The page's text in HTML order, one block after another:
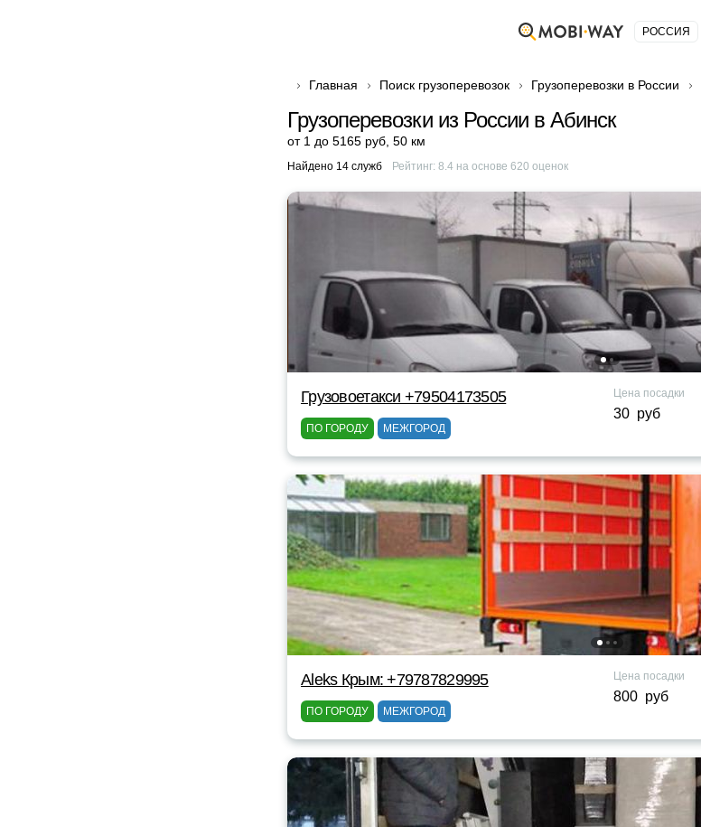
РОССИЯ
Главная Поиск грузоперевозок Грузоперевозки в России
Грузоперевозки из России в Абинск
от 1 до 5165 руб 50 км
Найдено 14 служб Рейтинг: 8.4на основе 620 оценок
Грузовоетакси +79504173505
ПО ГОРОДУ МЕЖГОРОД
Цена посадки
30 руб
Aleks Крым: +79787829995
ПО ГОРОДУ МЕЖГОРОД
Цена посадки
800 руб